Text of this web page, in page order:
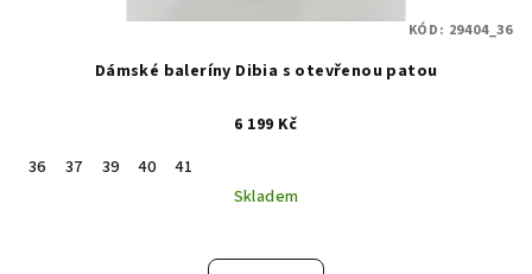
Dámské baleríny Dibia s otevřenou patou
6 199 Kč
36
37 39 40
41
Skladem
KÓD: 29404_36